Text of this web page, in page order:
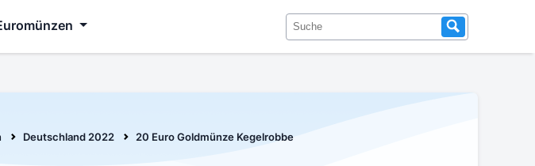
Deutschland 2022 20 Euro Goldmünze Kegelrobbe